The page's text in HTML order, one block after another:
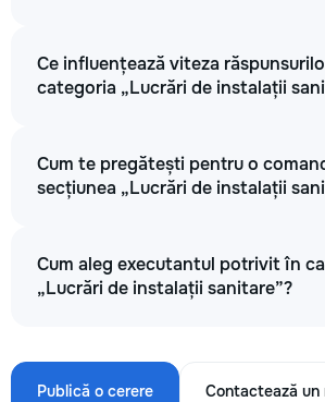
Ce influențează viteza
categoria „Lucrări de instalații
Cum te pregătești pentru o
secțiunea „Lucrări de instalații
Cum aleg executantul potrivit în
„Lucrări de instalații sanitare”?
Publică o cerere Contactează un